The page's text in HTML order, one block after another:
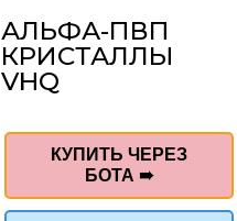
АЛЬФА-ПВП
КРИСТАЛЛЫ
VHQ
КУПИТЬ ЧЕРЕЗ
БОТА ➠